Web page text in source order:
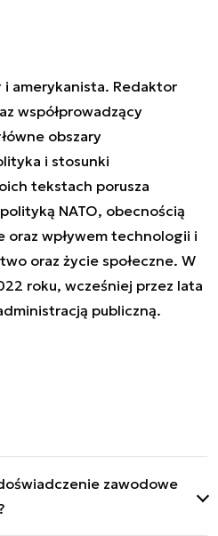
i amerykanista. Redaktor
współprowadzący
obszary
i stosunki
tekstach porusza
NATO, obecnością
oraz wpływem technologii i
oraz życie społeczne. W
roku, wcześniej przez lata
publiczną.
zawodowe